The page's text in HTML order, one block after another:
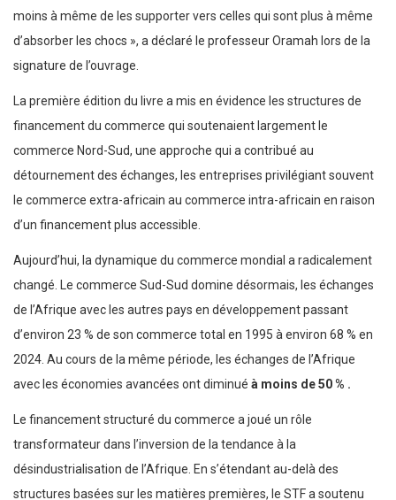
moins à même de les supporter vers celles qui sont plus à même
d’absorber les chocs », a déclaré le professeur Oramah lors de la
signature de l’ouvrage.
La première édition du livre a mis en évidence les structures de
financement du commerce qui soutenaient largement le
commerce Nord-Sud, une approche qui a contribué au
détournement des échanges, les entreprises privilégiant souvent
le commerce extra-africain au commerce intra-africain en raison
d’un financement plus accessible.
Aujourd’hui, la dynamique du commerce mondial a radicalement
changé. Le commerce Sud-Sud domine désormais, les échanges
de l’Afrique avec les autres pays en développement passant
d’environ 23 % de son commerce total en 1995 à environ 68 % en
2024. Au cours de la même période, les échanges de l’Afrique
avec les économies avancées ont diminué à moins de 50 % .
Le financement structuré du commerce a joué un rôle
transformateur dans l’inversion de la tendance à la
désindustrialisation de l’Afrique. En s’étendant au-delà des
structures basées sur les matières premières, le STF a soutenu